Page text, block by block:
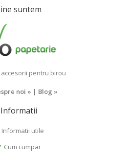
suntem
accesorii pentru birou
noi » | Blog »
Informatii
Informatii utile
Cum cumpar